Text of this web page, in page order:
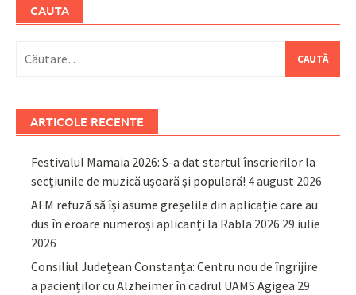
CAUTA
după:
ARTICOLE RECENTE
Festivalul Mamaia 2026: S-a dat startul înscrierilor la
secțiunile de muzică ușoară și populară! 4 august 2026
AFM refuză să își asume greșelile din aplicație care au
dus în eroare numeroși aplicanți la Rabla 2026 29 iulie
2026
Consiliul Județean Constanța: Centru nou de îngrijire
a pacienților cu Alzheimer în cadrul UAMS Agigea 29